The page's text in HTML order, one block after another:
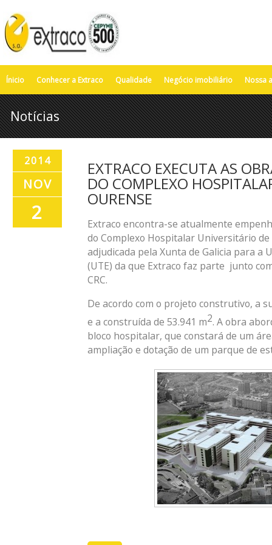
Ínicio Conhecer a Extraco Qualidade Negócio imobiliário Nossa
Notícias
2014
NOV
2
EXTRACO EXECUTA AS
DO COMPLEXO
OURENSE
Extraco encontra-se atualmente
do Complexo Hospitalar Universitário
adjudicada pela Xunta de Galicia para a
(UTE) da que Extraco faz parte junto
CRC.
De acordo com o projeto construtivo, a
e a construída de 53.941 m2. A obra
bloco hospitalar, que constará de um
ampliação e dotação de um parque de